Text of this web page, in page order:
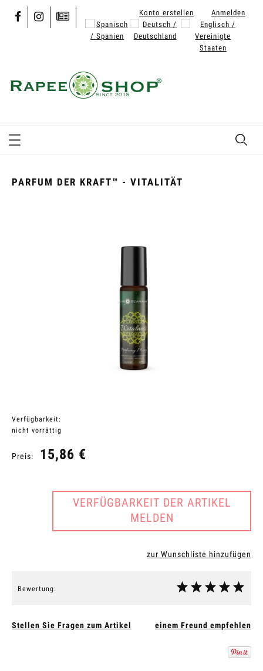
Konto erstellen Anmelden
PARFUM DER KRAFT™ - VITALITÄT
Verfügbarkeit:
nicht vorrättig
Preis: 15,86 €
VERFÜGBARKEIT DER ARTIKEL
MELDEN
zur Wunschliste hinzufügen
Bewertung:
Stellen Sie Fragen zum Artikel einem Freund empfehlen